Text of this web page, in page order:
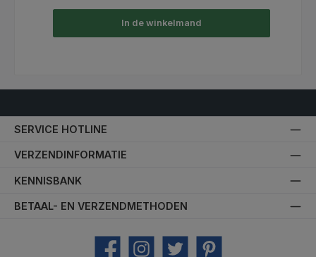
In de winkelmand
SERVICE HOTLINE
VERZENDINFORMATIE
KENNISBANK
BETAAL- EN VERZENDMETHODEN
Facebook Instagram Twitter Pinterest